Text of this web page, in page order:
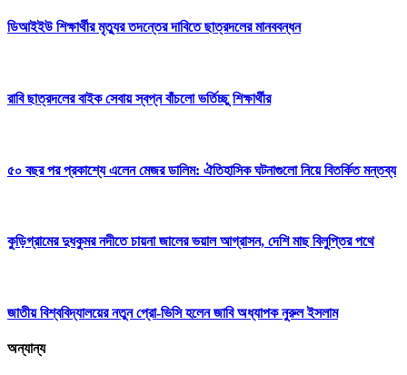
ডিআইইউ শিক্ষার্থীর মৃত্যুর তদন্তের দাবিতে ছাত্রদলের মানববন্ধন
রাবি ছাত্রদলের বাইক সেবায় স্বপ্ন বাঁচলো ভর্তিচ্ছু শিক্ষার্থীর
৫০ বছর পর প্রকাশ্যে এলেন মেজর ডালিম: ঐতিহাসিক ঘটনাগুলো নিয়ে বিতর্কিত মন্তব্য
কুড়িগ্রামের দুধকুমর নদীতে চায়না জালের ভয়াল আগ্রাসন, দেশি মাছ বিলুপ্তির পথে
জাতীয় বিশ্ববিদ্যালয়ের নতুন প্রো-ভিসি হলেন জাবি অধ্যাপক নুরুল ইসলাম
অন্যান্য